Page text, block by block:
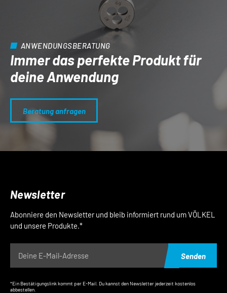
ANWENDUNGSBERATUNG
Immer das perfekte Produkt für
deine Anwendung
Beratung anfragen
Newsletter
Abonniere den Newsletter und bleib informiert rund um VÖLKEL
und unsere Produkte.*
Senden
*Ein Bestätigungslink kommt per E-Mail. Du kannst den Newsletter jederzeit kostenlos
abbestellen.